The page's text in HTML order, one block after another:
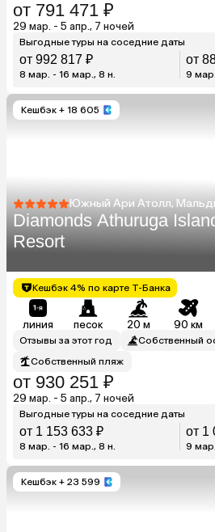
от 791 471 ₽
29 мар. - 5 апр., 7 ночей
Выгодные туры на соседние даты
от 992 817 ₽
8 мар. - 16 мар., 8 н.
от
9
Кешбэк + 18 605
Южный Ари Атолл,
Diamonds Athuruga
Resort
Кешбэк 4% по карте Т-Банка
линия песок 20 м 90 км
Отзывы за этот год
Собственный
Собственный пляж
от 930 251 ₽
29 мар. - 5 апр., 7 ночей
Выгодные туры на соседние даты
от 1 153 633 ₽
8 мар. - 16 мар., 8 н.
от 1
9
Кешбэк + 23 599